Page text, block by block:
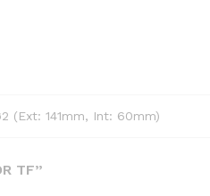
(Ext: 141mm, Int: 60mm)
TF”